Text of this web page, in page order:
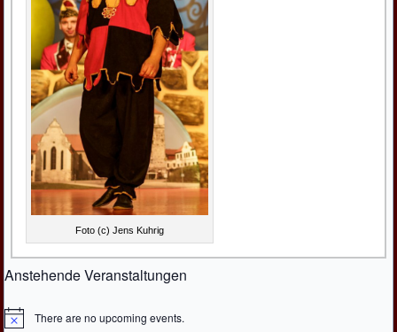
Foto (c) Jens Kuhrig
Anstehende Veranstaltungen
There are no upcoming events.